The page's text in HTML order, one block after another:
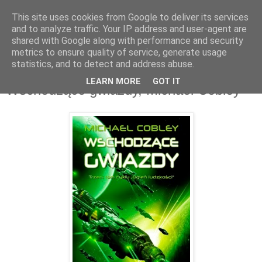
Wschodzące gwiazdy, Michael Cobley
This site uses cookies from Google to deliver its services
and to analyze traffic. Your IP address and user-agent are
shared with Google along with performance and security
metrics to ensure quality of service, generate usage
statistics, and to detect and address abuse.
LEARN MORE GOT IT